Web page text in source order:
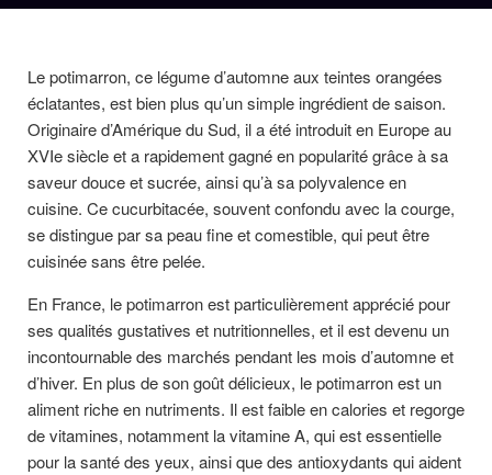
Le potimarron, ce légume d’automne aux teintes orangées
éclatantes, est bien plus qu’un simple ingrédient de saison.
Originaire d’Amérique du Sud, il a été introduit en Europe au
XVIe siècle et a rapidement gagné en popularité grâce à sa
saveur douce et sucrée, ainsi qu’à sa polyvalence en
cuisine. Ce cucurbitacée, souvent confondu avec la courge,
se distingue par sa peau fine et comestible, qui peut être
cuisinée sans être pelée.
En France, le potimarron est particulièrement apprécié pour
ses qualités gustatives et nutritionnelles, et il est devenu un
incontournable des marchés pendant les mois d’automne et
d’hiver. En plus de son goût délicieux, le potimarron est un
aliment riche en nutriments. Il est faible en calories et regorge
de vitamines, notamment la vitamine A, qui est essentielle
pour la santé des yeux, ainsi que des antioxydants qui aident